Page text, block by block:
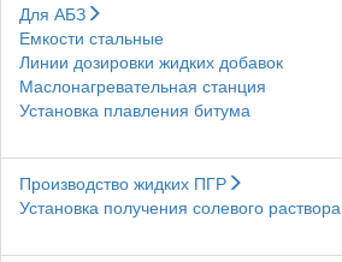
Для АБЗ
Емкости стальные
Линии дозировки жидких добавок
Маслонагревательная станция
Установка плавления битума
Производство жидких ПГР
Установка получения солевого раствора